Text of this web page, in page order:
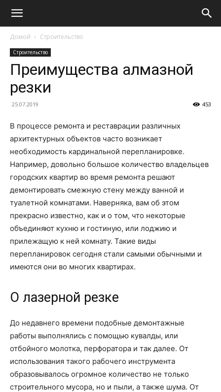
Домой Строительство
Строительство
Преимущества алмазной
резки
25.07.2019 453
В процессе ремонта и реставрации различных
архитектурных объектов часто возникает
необходимость кардинальной перепланировке.
Например, довольно большое количество владельцев
городских квартир во время ремонта решают
демонтировать смежную стену между ванной и
туалетной комнатами. Наверняка, вам об этом
прекрасно известно, как и о том, что некоторые
объединяют кухню и гостиную, или лоджию и
прилежащую к ней комнату. Такие виды
перепланировок сегодня стали самыми обычными и
имеются они во многих квартирах.
О лазерной резке
До недавнего времени подобные демонтажные
работы выполнялись с помощью кувалды, или
отбойного молотка, перфоратора и так далее. От
использования такого рабочего инструмента
образовывалось огромное количество не только
строительного мусора, но и пыли, а также шума. От